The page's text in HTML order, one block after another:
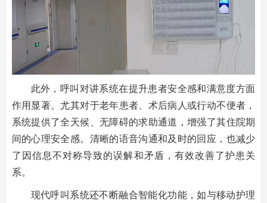
此外，呼叫对讲系统在提升患者安全感和满意度方面
作用显著。尤其对于老年患者、术后病人或行动不便者，
系统提供了全天候、无障碍的求助通道，增强了其住院期
间的心理安全感。清晰的语音沟通和及时的回应，也减少
了因信息不对称导致的误解和矛盾，有效改善了护患关
系。
现代呼叫系统还不断融合智能化功能，如与移动护理